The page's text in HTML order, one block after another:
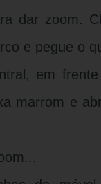
dar zoom.
e pegue o
em
marrom e